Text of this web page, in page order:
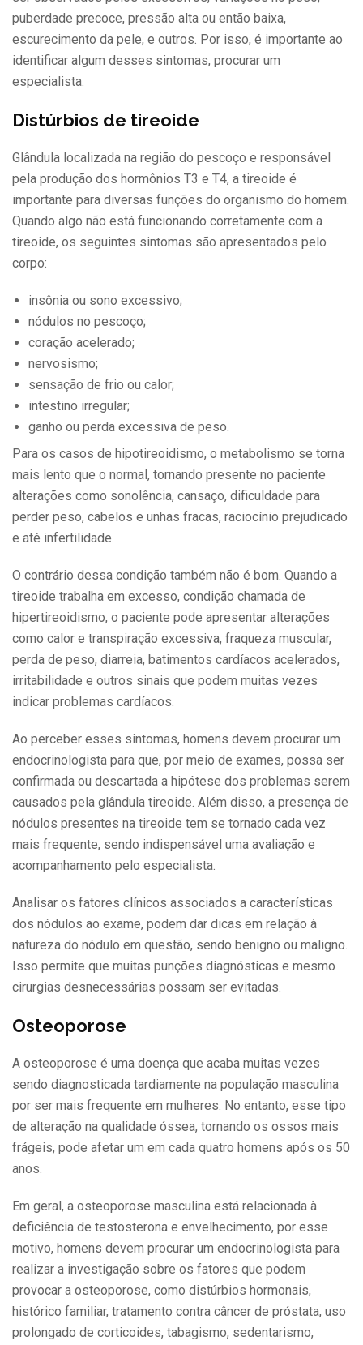
puberdade precoce, pressão alta ou então baixa,
escurecimento da pele, e outros. Por isso, é importante ao
identificar algum desses sintomas, procurar um
especialista.
Distúrbios de tireoide
Glândula localizada na região do pescoço e responsável
pela produção dos hormônios T3 e T4, a tireoide é
importante para diversas funções do organismo do homem.
Quando algo não está funcionando corretamente com a
tireoide, os seguintes sintomas são apresentados pelo
corpo:
insônia ou sono excessivo;
nódulos no pescoço;
coração acelerado;
nervosismo;
sensação de frio ou calor;
intestino irregular;
ganho ou perda excessiva de peso.
Para os casos de hipotireoidismo, o metabolismo se torna
mais lento que o normal, tornando presente no paciente
alterações como sonolência, cansaço, dificuldade para
perder peso, cabelos e unhas fracas, raciocínio prejudicado
e até infertilidade.
O contrário dessa condição também não é bom. Quando a
tireoide trabalha em excesso, condição chamada de
hipertireoidismo, o paciente pode apresentar alterações
como calor e transpiração excessiva, fraqueza muscular,
perda de peso, diarreia, batimentos cardíacos acelerados,
irritabilidade e outros sinais que podem muitas vezes
indicar problemas cardíacos.
Ao perceber esses sintomas, homens devem procurar um
endocrinologista para que, por meio de exames, possa ser
confirmada ou descartada a hipótese dos problemas serem
causados pela glândula tireoide. Além disso, a presença de
nódulos presentes na tireoide tem se tornado cada vez
mais frequente, sendo indispensável uma avaliação e
acompanhamento pelo especialista.
Analisar os fatores clínicos associados a características
dos nódulos ao exame, podem dar dicas em relação à
natureza do nódulo em questão, sendo benigno ou maligno.
Isso permite que muitas punções diagnósticas e mesmo
cirurgias desnecessárias possam ser evitadas.
Osteoporose
A osteoporose é uma doença que acaba muitas vezes
sendo diagnosticada tardiamente na população masculina
por ser mais frequente em mulheres. No entanto, esse tipo
de alteração na qualidade óssea, tornando os ossos mais
frágeis, pode afetar um em cada quatro homens após os 50
anos.
Em geral, a osteoporose masculina está relacionada à
deficiência de testosterona e envelhecimento, por esse
motivo, homens devem procurar um endocrinologista para
realizar a investigação sobre os fatores que podem
provocar a osteoporose, como distúrbios hormonais,
histórico familiar, tratamento contra câncer de próstata, uso
prolongado de corticoides, tabagismo, sedentarismo,